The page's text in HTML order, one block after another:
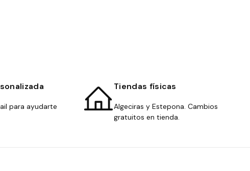
para ayudarte
Tiendas físicas
Algeciras y Estepona. Cambios
gratuitos en tienda.